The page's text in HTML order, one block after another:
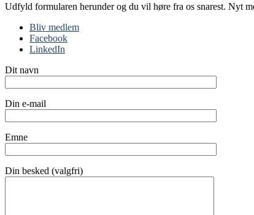
Udfyld formularen herunder og du vil høre fra os snarest. Nyt
Bliv medlem
Facebook
LinkedIn
Dit navn
Din e-mail
Emne
Din besked (valgfri)